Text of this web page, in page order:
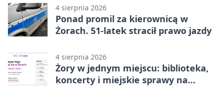
4 sierpnia 2026
Ponad promil za kierownicą w
Żorach. 51-latek stracił prawo jazdy
4 sierpnia 2026
Żory w jednym miejscu: biblioteka,
koncerty i miejskie sprawy na